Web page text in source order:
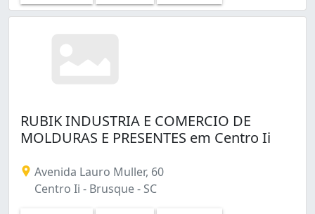
RUBIK INDUSTRIA E COMERCIO DE
MOLDURAS E PRESENTES em Centro Ii
Avenida Lauro Muller, 60
Centro Ii - Brusque - SC